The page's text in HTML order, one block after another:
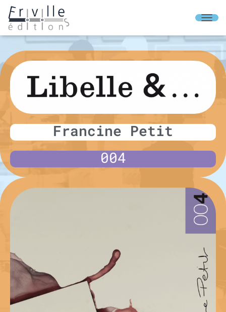
U
V
R
I
R
R
L
N
A
I
G
A
N
Francine Petit
004